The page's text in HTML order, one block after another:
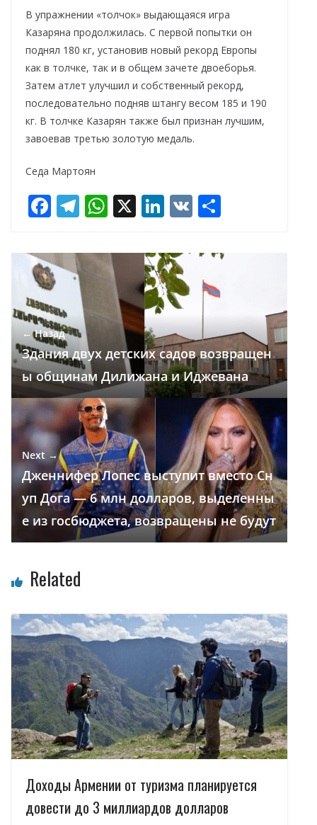
В упражнении «толчок» выдающаяся игра
Казаряна продолжилась. С первой попытки он
поднял 180 кг, установив новый рекорд Европы
как в толчке, так и в общем зачете двоеборья.
Затем атлет улучшил и собственный рекорд,
последовательно подняв штангу весом 185 и 190
кг. В толчке Казарян также был признан лучшим,
завоевав третью золотую медаль.
Седа Мартоян
F
e
b
o
o
k
T
e
gr
a
m
W
at
s
A
p
p
X Li
k
e
dI
n
V
п
в
и
т
ь
← Назад
Здания двух детских садов возвращен
ы общинам Дилижана и Иджевана
Next →
Дженнифер Лопес выступит вместо Сн
уп Дога — 6 млн долларов, выделенны
е из госбюджета, возвращены не будут
Related
Доходы Армении от туризма планируется
довести до 3 миллиардов долларов